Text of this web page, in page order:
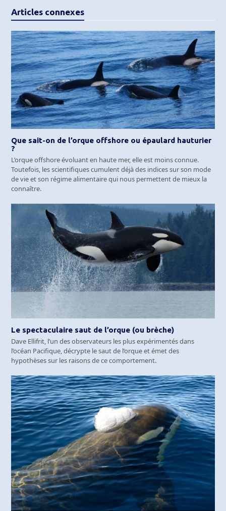
Articles connexes
Que sait-on de l’orque offshore ou épaulard hauturier
?
L’orque offshore évoluant en haute mer, elle est moins connue.
Toutefois, les scientifiques cumulent déjà des indices sur son mode
de vie et son régime alimentaire qui nous permettent de mieux la
connaître.
Le spectaculaire saut de l’orque (ou brèche)
Dave Ellifrit, l’un des observateurs les plus expérimentés dans
l’océan Pacifique, décrypte le saut de l’orque et émet des
hypothèses sur les raisons de ce comportement.